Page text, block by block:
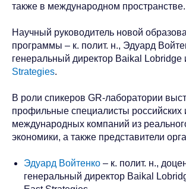
также в международном пространстве.
Научный руководитель новой
программы – к. полит. н., Эдуард
генеральный директор Baikal Lobridge
Strategies.
В роли спикеров GR-лаборатории
профильные специалисты российских
международных компаний из
экономики, а также представители
Эдуард Войтенко – к. полит. н.,
генеральный директор Baikal